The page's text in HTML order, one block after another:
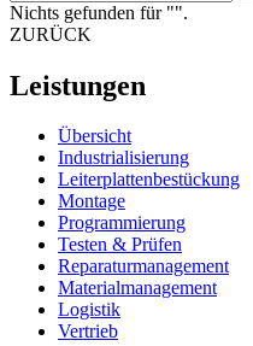
Nichts gefunden für "".
ZURÜCK
Leistungen
Übersicht
Industrialisierung
Leiterplattenbestückung
Montage
Programmierung
Testen & Prüfen
Reparaturmanagement
Materialmanagement
Logistik
Vertrieb